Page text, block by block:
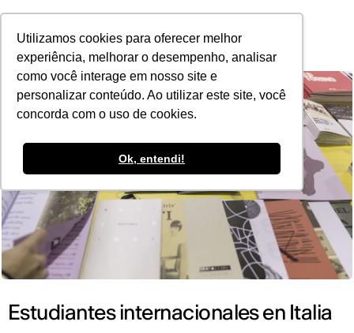
Utilizamos cookies para oferecer melhor
experiência, melhorar o desempenho, analisar
como você interage em nosso site e
personalizar conteúdo. Ao utilizar este site, você
concorda com o uso de cookies.
Ok, entendi!
POR
Estudiantes internacionales en Italia